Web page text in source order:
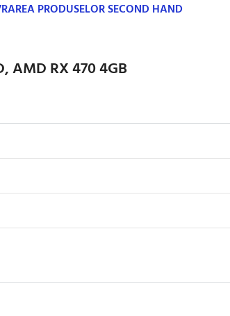
PRODUSELOR SECOND HAND
AMD RX 470 4GB